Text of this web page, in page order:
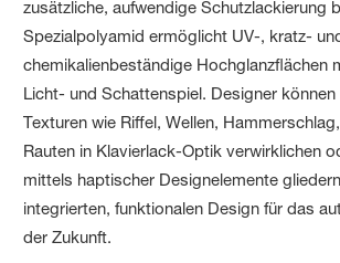
zusätzliche, aufwendige Schutzlackierung
Spezialpolyamid ermöglicht UV-, kratz-
chemikalienbeständige Hochglanzflächen
Licht- und Schattenspiel. Designer
Texturen wie Riffel, Wellen,
Rauten in Klavierlack-Optik verwirklichen
mittels haptischer Designelemente
integrierten, funktionalen Design für das
der Zukunft.